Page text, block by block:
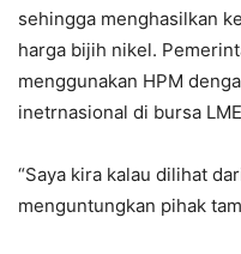
sehingga menghasilkan
harga bijih nikel.
menggunakan HPM
inetrnasional di bursa
“Saya kira kalau dilihat
menguntungkan pihak